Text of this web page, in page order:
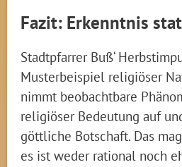
Fazit: Erkenntnis
Stadtpfarrer Buß‘
Musterbeispiel religiöser
nimmt beobachtbare
religiöser Bedeutung auf
göttliche Botschaft. Das
es ist weder rational noch